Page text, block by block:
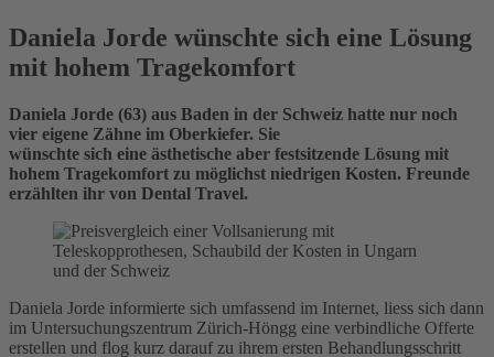
Daniela Jorde wünschte sich eine Lösung
mit hohem Tragekomfort
Daniela Jorde (63) aus Baden in der Schweiz hatte nur noch
vier eigene Zähne im Oberkiefer. Sie
wünschte sich eine ästhetische aber festsitzende Lösung mit
hohem Tragekomfort zu möglichst niedrigen Kosten. Freunde
erzählten ihr von Dental Travel.
Daniela Jorde informierte sich umfassend im Internet, liess sich dann
im Untersuchungszentrum Zürich-Höngg eine verbindliche Offerte
erstellen und flog kurz darauf zu ihrem ersten Behandlungsschritt